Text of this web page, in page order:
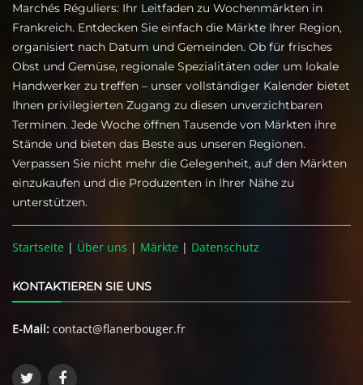
Marchés Réguliers: Ihr Leitfaden zu Wochenmärkten in
Frankreich. Entdecken Sie einfach die Märkte Ihrer Region,
organisiert nach Datum und Gemeinden. Ob für frisches
Obst und Gemüse, regionale Spezialitäten oder um lokale
Handwerker zu treffen – unser vollständiger Kalender bietet
Ihnen privilegierten Zugang zu diesen unverzichtbaren
Terminen. Jede Woche öffnen Tausende von Märkten ihre
Stände und bieten das Beste aus unseren Regionen.
Verpassen Sie nicht mehr die Gelegenheit, auf den Märkten
einzukaufen und die Produzenten in Ihrer Nähe zu
unterstützen.
Startseite | Über uns | Märkte | Datenschutz
KONTAKTIEREN SIE UNS
E-Mail: contact@flanerbouger.fr